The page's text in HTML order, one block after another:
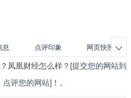
息 点评印象 网页快照 
凤凰财经怎么样？ [提交您的网站到
评您的网站]！ 。